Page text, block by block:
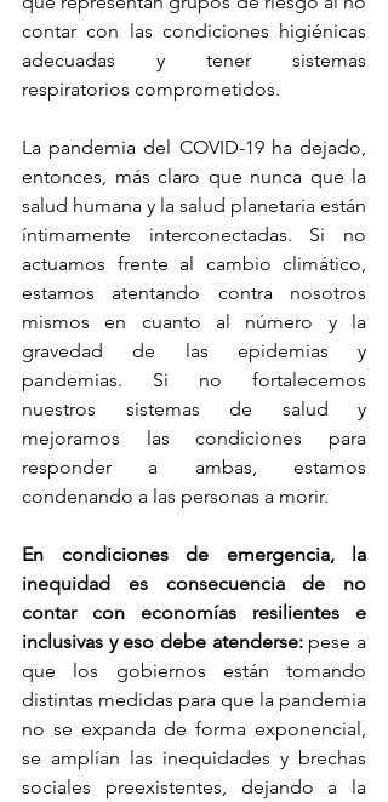
contar con las condiciones higiénicas
adecuadas y tener sistemas
respiratorios comprometidos.
La pandemia del COVID-19 ha dejado,
entonces, más claro que nunca que la
salud humana y la salud planetaria están
íntimamente interconectadas. Si no
actuamos frente al cambio climático,
estamos atentando contra nosotros
mismos en cuanto al número y la
gravedad de las epidemias y
pandemias. Si no fortalecemos
nuestros sistemas de salud y
mejoramos las condiciones para
responder a ambas, estamos
condenando a las personas a morir.
En condiciones de emergencia, la
inequidad es consecuencia de no
contar con economías resilientes e
inclusivas y eso debe atenderse: pese a
que los gobiernos están tomando
distintas medidas para que la pandemia
no se expanda de forma exponencial,
se amplían las inequidades y brechas
sociales preexistentes, dejando a la